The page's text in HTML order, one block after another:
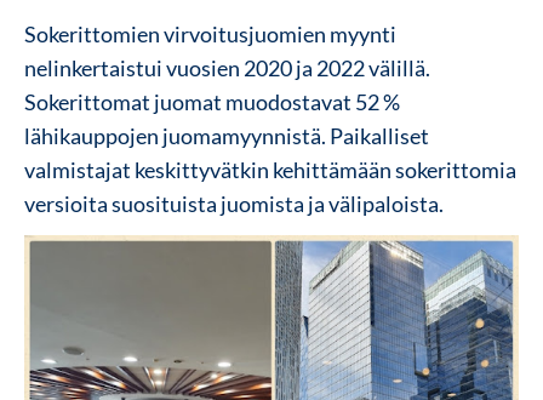
Sokerittomien virvoitusjuomien myynti
nelinkertaistui vuosien 2020 ja 2022 välillä.
Sokerittomat juomat muodostavat 52 %
lähikauppojen juomamyynnistä. Paikalliset
valmistajat keskittyvätkin kehittämään sokerittomia
versioita suosituista juomista ja välipaloista.